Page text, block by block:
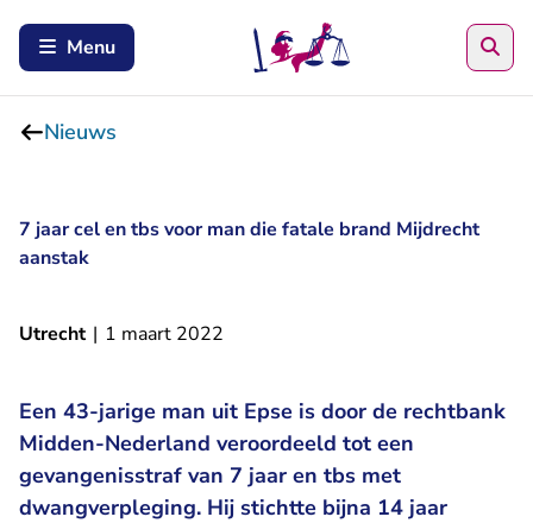
Menu
Nieuws
7 jaar cel en tbs voor man die fatale brand Mijdrecht
aanstak
Utrecht | 1 maart 2022
Een 43-jarige man uit Epse is door de rechtbank
Midden-Nederland veroordeeld tot een
gevangenisstraf van 7 jaar en tbs met
dwangverpleging. Hij stichtte bijna 14 jaar